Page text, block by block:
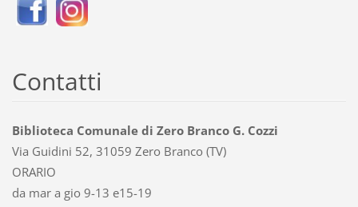
Contatti
Biblioteca Comunale di Zero Branco G. Cozzi
Via Guidini 52, 31059 Zero Branco (TV)
ORARIO
da mar a gio 9-13 e15-19